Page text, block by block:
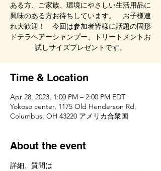
ある方、ご家族、環境にやさしい生活用品に
興味のある方お待ちしています。 お子様連
れ大歓迎！ 今回は参加者皆様に話題の固形
ドテラヘアーシャンプー、トリートメントお
試しサイズプレゼントです。
Time & Location
Apr 28, 2023, 1:00 PM – 2:00 PM EDT
Yokoso center, 1175 Old Henderson Rd,
Columbus, OH 43220 アメリカ合衆国
About the event
詳細、質問は